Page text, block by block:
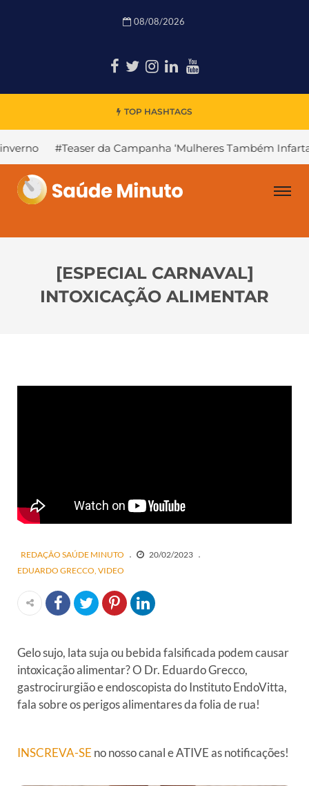
08/08/2026
TOP HASHTAGS
#Teaser da Campanha ‘Mulheres Também Infartam’
[ESPECIAL CARNAVAL]
INTOXICAÇÃO ALIMENTAR
REDAÇÃO SAÚDE MINUTO
20/02/2023
EDUARDO GRECCO VIDEO
Gelo sujo, lata suja ou bebida falsificada podem causar
intoxicação alimentar? O Dr. Eduardo Grecco,
gastrocirurgião e endoscopista do Instituto EndoVitta,
fala sobre os perigos alimentares da folia de rua!
INSCREVA-SE no nosso canal e ATIVE as notificações!